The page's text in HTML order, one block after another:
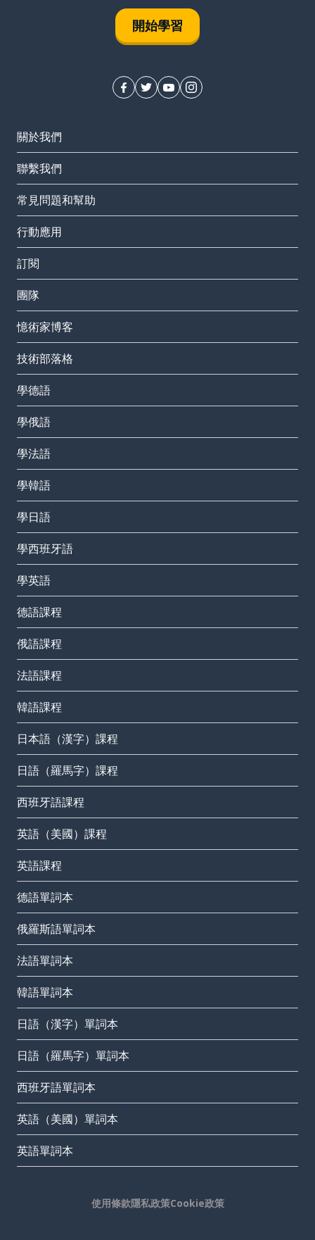
開始學習
關於我們
聯繫我們
常見問題和幫助
行動應用
訂閱
團隊
憶術家博客
技術部落格
學德語
學俄語
學法語
學韓語
學日語
學西班牙語
學英語
德語課程
俄語課程
法語課程
韓語課程
日本語（漢字）課程
日語（羅馬字）課程
西班牙語課程
英語（美國）課程
英語課程
德語單詞本
俄羅斯語單詞本
法語單詞本
韓語單詞本
日語（漢字）單詞本
日語（羅馬字）單詞本
西班牙語單詞本
英語（美國）單詞本
英語單詞本
使用條款隱私政策Cookie政策